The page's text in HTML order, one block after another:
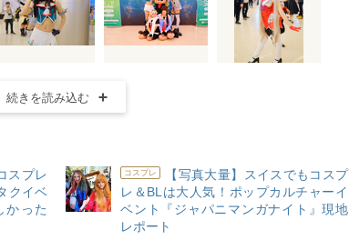
続きを読み込む
スプレ
クイベ
かった
コスプレ
【写真大量】スイスでもコスプ
レ＆BLは大人気！ポップカルチャーイ
ベント『ジャパニマンガナイト』現地
レポート